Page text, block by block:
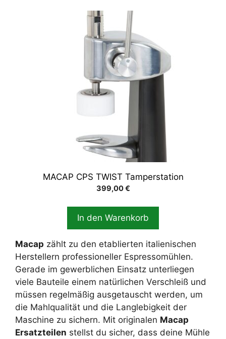
MACAP CPS TWIST Tamperstation
399,00€
In den Warenkorb
Macap zählt zu den etablierten italienischen
Herstellern professioneller Espressomühlen.
Gerade im gewerblichen Einsatz unterliegen
viele Bauteile einem natürlichen Verschleiß und
müssen regelmäßig ausgetauscht werden, um
die Mahlqualität und die Langlebigkeit der
Maschine zu sichern. Mit originalen Macap
Ersatzteilen stellst du sicher, dass deine Mühle